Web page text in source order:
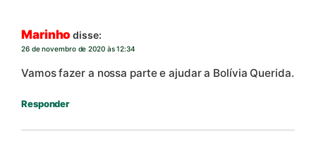
Marinho disse:
26 de novembro de 2020 às 12:34
Vamos fazer a nossa parte e ajudar a Bolívia Querida.
Responder